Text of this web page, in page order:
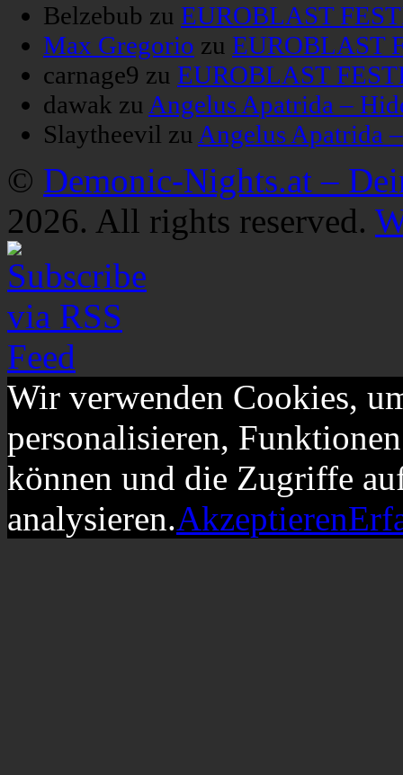
Belzebub zu EUROBLAST
Max Gregorio zu EUROBLAST
carnage9 zu EUROBLAST
dawak zu Angelus Apatrida –
Slaytheevil zu Angelus Apatrida
© Demonic-Nights.at –
2026. All rights reserved.
Wir verwenden Cookies,
personalisieren,
können und die Zugriffe
analysieren.Akzeptieren